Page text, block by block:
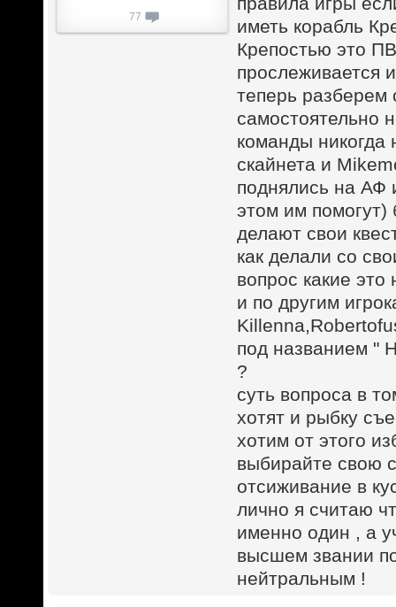
иметь корабль
Крепостью это
прослеживается
теперь разберем
самостоятельно
команды
скайнета и
поднялись на АФ
этом им помогут)
делают свои
как делали со
вопрос какие
и по другим
под названием "
?
суть вопроса в
хотят и рыбку
хотим от этого
выбирайте свою
отсиживание в
лично я считаю
именно один , а
высшем звании
нейтральным !
77